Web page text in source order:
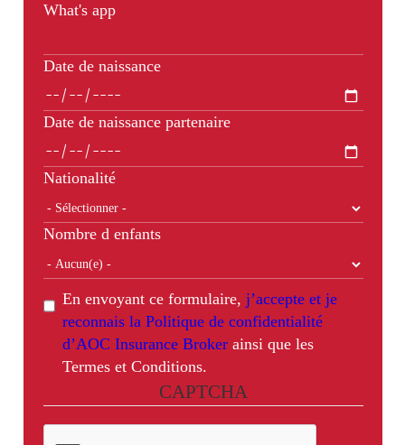
What's app
Date de naissance
Date de naissance partenaire
Nationalité
Nombre d enfants
En envoyant ce formulaire, j’accepte et je
reconnais la Politique de confidentialité
d’AOC Insurance Brokerainsi que les
Termes et Conditions.
CAPTCHA